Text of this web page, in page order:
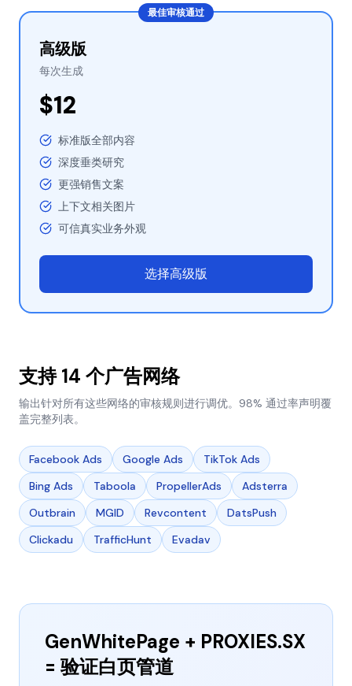
最佳审核通过
高级版
每次生成
$12
标准版全部内容
深度垂类研究
更强销售文案
上下文相关图片
可信真实业务外观
选择高级版
支持 14 个广告网络
输出针对所有这些网络的审核规则进行调优。98% 通过率声明覆
盖完整列表。
Facebook Ads Google Ads
TikTok Ads
Bing Ads
Taboola PropellerAds
Adsterra
Outbrain
MGID Revcontent
DatsPush
Clickadu
TrafficHunt Evadav
GenWhitePage + PROXIES.SX
= 验证白页管道